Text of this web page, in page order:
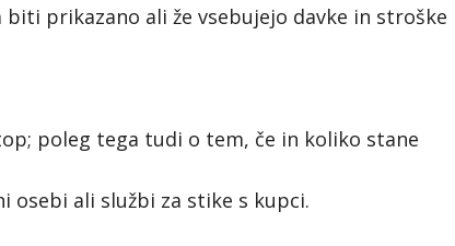
prikazano ali že vsebujejo davke in stroške
poleg tega tudi o tem, če in koliko stane
ali službi za stike s kupci.